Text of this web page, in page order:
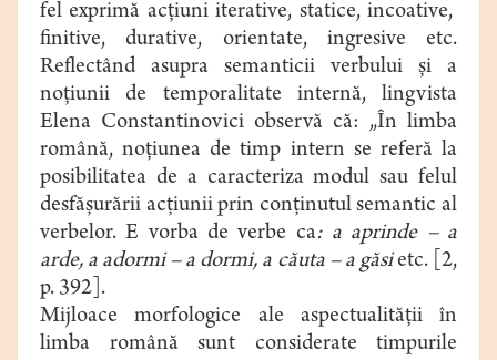
fel exprimă acţiuni iterative, statice, incoative,
finitive, durative, orientate, ingresive etc.
Reflectând asupra semanticii verbului şi a
noţiunii de temporalitate internă, lingvista
Elena Constantinovici observă că: „În limba
română, noţiunea de timp intern se referă la
posibilitatea de a caracteriza modul sau felul
desfăşurării acţiunii prin conţinutul semantic al
verbelor. E vorba de verbe ca: a aprinde – a
arde, a adormi – a dormi, a căuta – a găsietc. [2,
p. 392].
Mijloace morfologice ale aspectualităţii în
limba română sunt considerate timpurile